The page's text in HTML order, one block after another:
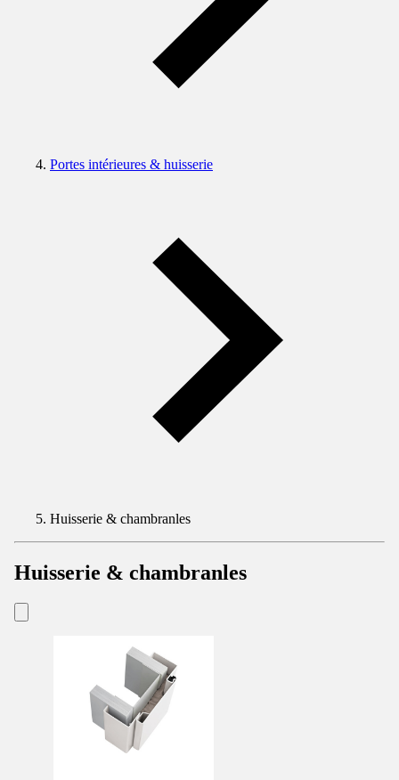
Portes intérieures & huisserie
Huisserie & chambranles
Huisserie & chambranles